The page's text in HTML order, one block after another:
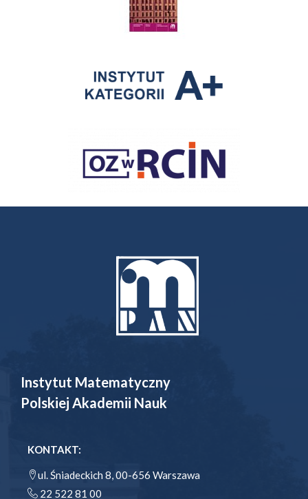
Instytut Matematyczny
Polskiej Akademii Nauk
KONTAKT:
ul. Śniadeckich 8, 00-656 Warszawa
22 522 81 00